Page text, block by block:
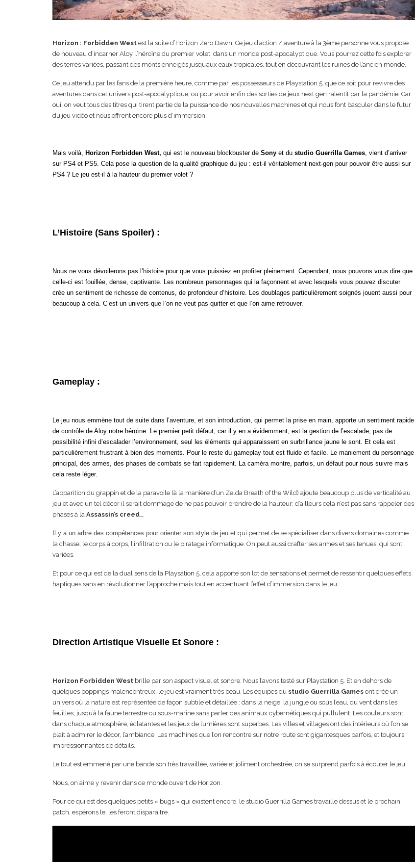
Horizon : Forbidden West est la suite d’Horizon Zero Dawn. Ce jeu d’action / aventure à la 3ème personne vous propose
de nouveau d’incarner Aloy, l’héroïne du premier volet, dans un monde post-apocalyptique. Vous pourrez cette fois explorer
des terres variées, passant des monts enneigés jusqu’aux eaux tropicales, tout en découvrant les ruines de l’ancien monde.
Ce jeu attendu par les fans de la première heure, comme par les possesseurs de Playstation 5, que ce soit pour revivre des
aventures dans cet univers post-apocalyptique, ou pour avoir enfin des sorties de jeux next gen ralentit par la pandémie. Car
oui, on veut tous des titres qui tirent partie de la puissance de nos nouvelles machines et qui nous font basculer dans le futur
du jeu vidéo et nous offrent encore plus d’immersion.
Mais voilà, Horizon Forbidden West, qui est le nouveau blockbuster de Sony et du studio Guerrilla Games, vient d’arriver
sur PS4 et PS5. Cela pose la question de la qualité graphique du jeu : est-il véritablement next-gen pour pouvoir être aussi sur
PS4 ? Le jeu est-il à la hauteur du premier volet ?
L’Histoire (sans Spoiler) :
Nous ne vous dévoilerons pas l’histoire pour que vous puissiez en profiter pleinement. Cependant, nous pouvons vous dire que
celle-ci est fouillée, dense, captivante. Les nombreux personnages qui la façonnent et avec lesquels vous pouvez discuter
crée un sentiment de richesse de contenus, de profondeur d’histoire. Les doublages particulièrement soignés jouent aussi pour
beaucoup à cela. C’est un univers que l’on ne veut pas quitter et que l’on aime retrouver.
Gameplay :
Le jeu nous emmène tout de suite dans l’aventure, et son introduction, qui permet la prise en main, apporte un sentiment rapide
de contrôle de Aloy notre héroïne. Le premier petit défaut, car il y en a évidemment, est la gestion de l’escalade, pas de
possibilité infini d’escalader l’environnement, seul les éléments qui apparaissent en surbrillance jaune le sont. Et cela est
particulièrement frustrant à bien des moments. Pour le reste du gameplay tout est fluide et facile. Le maniement du personnage
principal, des armes, des phases de combats se fait rapidement. La caméra montre, parfois, un défaut pour nous suivre mais
cela reste léger.
L’apparition du grappin et de la paravoile (à la manière d’un Zelda Breath of the Wild) ajoute beaucoup plus de verticalité au
jeu et avec un tel décor il serait dommage de ne pas pouvoir prendre de la hauteur; d’ailleurs cela n’est pas sans rappeler des
phases à la Assassin’s creed….
Il y a un arbre des compétences pour orienter son style de jeu et qui permet de se spécialiser dans divers domaines comme
la chasse, le corps à corps, l’infiltration ou le piratage informatique. On peut aussi crafter ses armes et ses tenues, qui sont
variées.
Et pour ce qui est de la dual sens de la Playsation 5, cela apporte son lot de sensations et permet de ressentir quelques effets
haptiques sans en révolutionner l’approche mais tout en accentuant l’effet d’immersion dans le jeu.
Direction Artistique Visuelle Et Sonore :
Horizon Forbidden West brille par son aspect visuel et sonore. Nous l’avons testé sur Playstation 5. Et en dehors de
quelques poppings malencontreux, le jeu est vraiment très beau. Les équipes du studio Guerrilla Games ont créé un
univers où la nature est représentée de façon subtile et détaillée : dans la neige, la jungle ou sous l’eau, du vent dans les
feuilles, jusqu’à la faune terrestre ou sous-marine sans parler des animaux cybernétiques qui pullulent. Les couleurs sont,
dans chaque atmosphère, éclatantes et les jeux de lumières sont superbes. Les villes et villages ont des intérieurs où l’on se
plaît à admirer le décor, l’ambiance. Les machines que l’on rencontre sur notre route sont gigantesques parfois, et toujours
impressionnantes de détails.
Le tout est emmené par une bande son très travaillée, variée et joliment orchestrée, on se surprend parfois à écouter le jeu.
Nous, on aime y revenir dans ce monde ouvert de Horizon.
Pour ce qui est des quelques petits « bugs » qui existent encore, le studio Guerrilla Games travaille dessus et le prochain
patch, espérons le, les feront disparaitre.